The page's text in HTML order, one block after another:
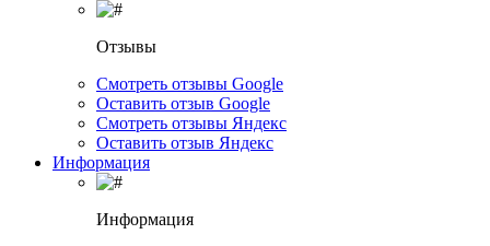
Отзывы
Смотреть отзывы Google
Оставить отзыв Google
Смотреть отзывы Яндекс
Оставить отзыв Яндекс
Информация
Информация